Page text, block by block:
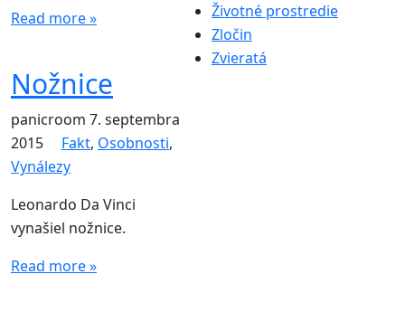
Read more »
Nožnice
panicroom 7. septembra
2015
Fakt, Osobnosti,
Vynálezy
Leonardo Da Vinci
vynašiel nožnice.
Read more »
Životné prostredie
Zločin
Zvieratá